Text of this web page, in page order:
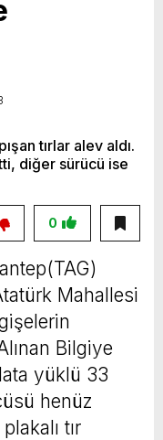
hayata
0
Mahallesi
Bilgiye
yüklü 33
henüz
tır